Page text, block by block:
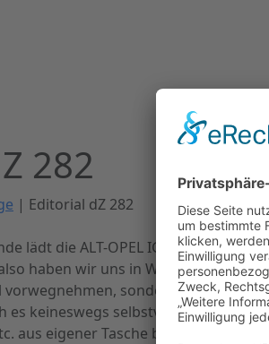
282
| Editorial dZ 282
lädt die ALT-OPEL IG zur
haben wir uns in Wetzlar
vorwegnehmen, sondern vielmehr
es keineswegs selbstverständlich,
aus eigener Tasche bezahlt haben.